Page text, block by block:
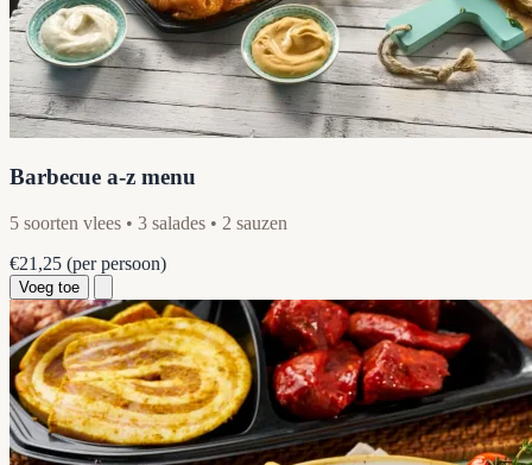
Barbecue a-z menu
5 soorten vlees • 3 salades • 2 sauzen
€21,25 (per persoon)
Voeg toe